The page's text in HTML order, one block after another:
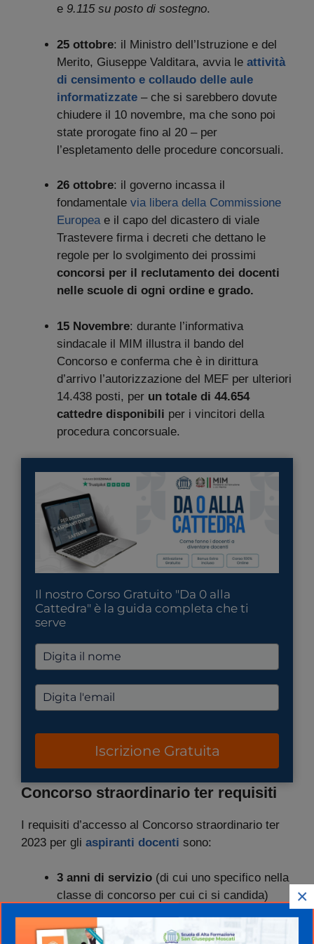
e 9.115 su posto di sostegno.
25 ottobre: il Ministro dell’Istruzione e del
Merito, Giuseppe Valditara, avvia le attività
di censimento e collaudo delle aule
informatizzate – che si sarebbero dovute
chiudere il 10 novembre, ma che sono poi
state prorogate fino al 20 – per
l’espletamento delle procedure concorsuali.
26 ottobre: il governo incassa il
fondamentale via libera della Commissione
Europeae il capo del dicastero di viale
Trastevere firma i decreti che dettano le
regole per lo svolgimento dei prossimi
concorsi per il reclutamento dei docenti
nelle scuole di ogni ordine e grado.
15 Novembre: durante l’informativa
sindacale il MIM illustra il bando del
Concorso e conferma che è in dirittura
d’arrivo l’autorizzazione del MEF per ulteriori
14.438 posti, per un totale di 44.654
cattedre disponibili per i vincitori della
procedura concorsuale.
Il nostro Corso Gratuito "Da 0 alla
Cattedra" è la guida completa che ti
serve
Iscrizione Gratuita
Concorso straordinario ter requisiti
I requisiti d’accesso al Concorso straordinario ter
2023 per gli aspiranti docenti sono:
3 anni di servizio (di cui uno specifico nella
classe di concorso per cui ci si candida)
×